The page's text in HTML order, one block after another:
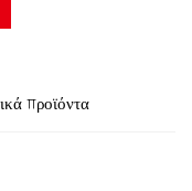
Προϊόντα